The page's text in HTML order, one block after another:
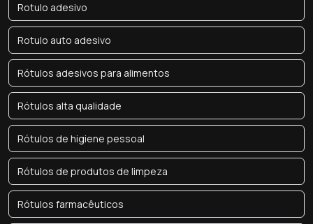
Rotulo adesivo
Rotulo auto adesivo
Rótulos adesivos para alimentos
Rótulos alta qualidade
Rótulos de higiene pessoal
Rótulos de produtos de limpeza
Rótulos farmacêuticos